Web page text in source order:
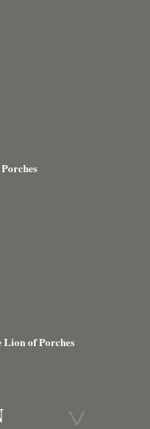
Lion of Porches